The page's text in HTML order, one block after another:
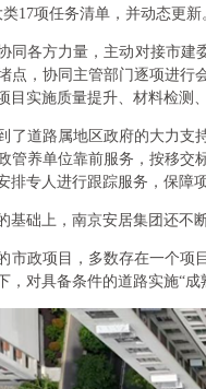
17项任务清单，并动态更新
同各方力量，主动对接市建
点，协同主管部门逐项进行
目实施质量提升、材料检测
了道路属地区政府的大力支
管养单位靠前服务，按移
排专人进行跟踪服务，保障
基础上，南京安居集团还不
市政项目，多数存在一个项
，对具备条件的道路实施“